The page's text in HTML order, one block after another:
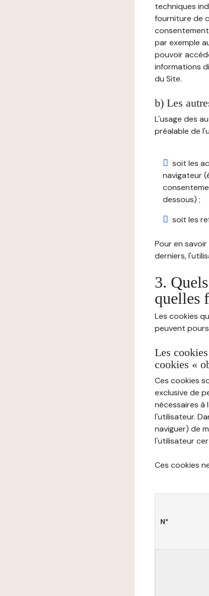
techniques
fourniture de
par exemple
pouvoir
informations
du Site.
b) Les
L'usage des
préalable de
soit les
navigateur
dessous) ;
soit les
Pour en
derniers,
3.
quelles
Les cookies
peuvent
Les
cookies «
Ces cookies
exclusive de
nécessaires à
l'utilisateur.
naviguer) de
l'utilisateur
Ces cookies
N°